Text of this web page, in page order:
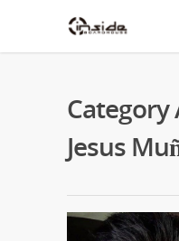
Category
Jesus